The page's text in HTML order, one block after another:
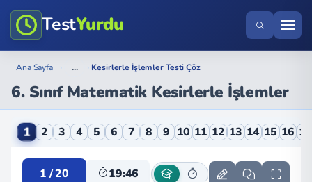
TestYurdu
Ana Sayfa › ... › Kesirlerle İşlemler Testi Çöz
6. Sınıf Matematik Kesirlerle İşlemler
6. Sınıf Matematik Kesirlerle İşlemler Online Testi
1 2 3 4 5 6 7 8 9 10 11 12 13 14 15 16 17
1 / 20 19:46